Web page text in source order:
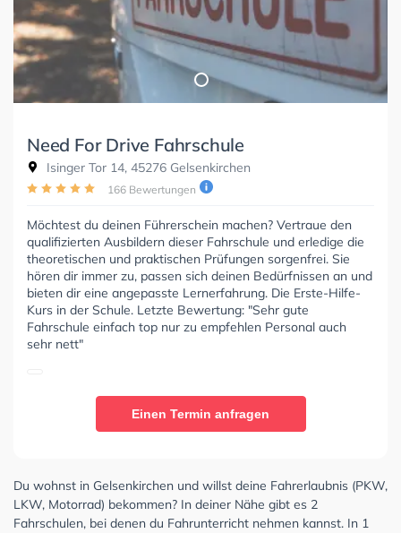
Need For Drive Fahrschule
Isinger Tor 14, 45276 Gelsenkirchen
166 Bewertungen
Möchtest du deinen Führerschein machen? Vertraue den
qualifizierten Ausbildern dieser Fahrschule und erledige die
theoretischen und praktischen Prüfungen sorgenfrei. Sie
hören dir immer zu, passen sich deinen Bedürfnissen an und
bieten dir eine angepasste Lernerfahrung. Die Erste-Hilfe-
Kurs in der Schule. Letzte Bewertung: "Sehr gute
Fahrschule einfach top nur zu empfehlen Personal auch
sehr nett"
Einen Termin anfragen
Du wohnst in Gelsenkirchen und willst deine Fahrerlaubnis (PKW,
LKW, Motorrad) bekommen? In deiner Nähe gibt es 2
Fahrschulen, bei denen du Fahrunterricht nehmen kannst. In 1